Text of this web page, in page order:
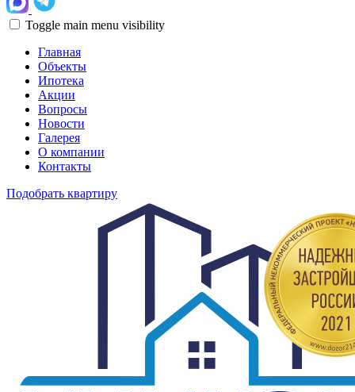
Toggle main menu visibility
Главная
Объекты
Ипотека
Акции
Вопросы
Новости
Галерея
О компании
Контакты
Подобрать квартиру